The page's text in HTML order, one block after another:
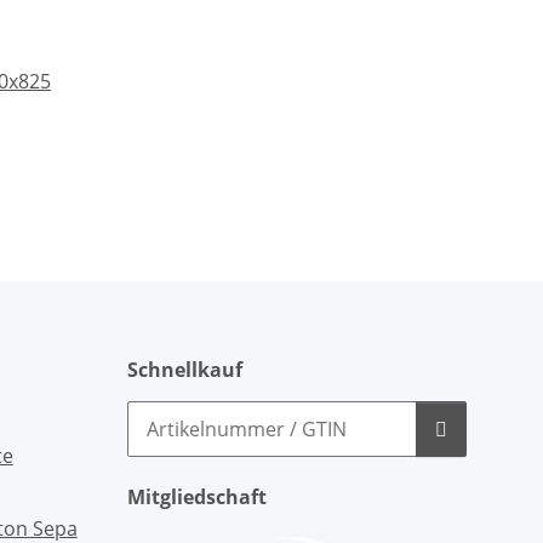
Schnellkauf
Mitgliedschaft